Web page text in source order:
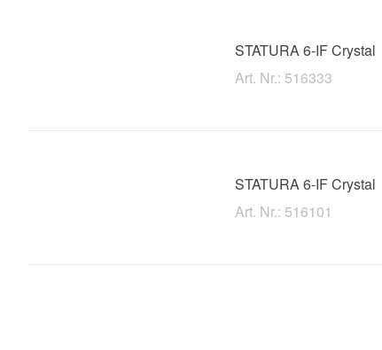
STATURA 6-IF Crystal
Art. Nr.: 516333
STATURA 6-IF Crystal
Art. Nr.: 516101